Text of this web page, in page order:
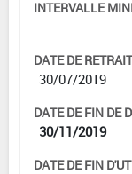
INTERVALLE
-
DATE DE
30/07/2019
DATE DE FIN DE
30/11/2019
DATE DE FIN